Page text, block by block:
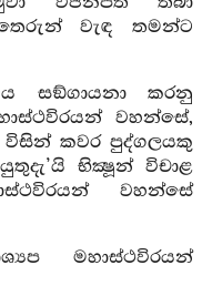
තෙරුන් වැඳ තමන්ට
සඞ්ගායනා කරනු
වහන්සේ,
විසින් කවර පුද්ගලයකු
භික්‍ෂූන් විචාළ
වහන්සේ
මහාස්ථවිරයන්